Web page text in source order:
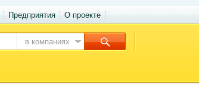
Предприятия О проекте
в компаниях